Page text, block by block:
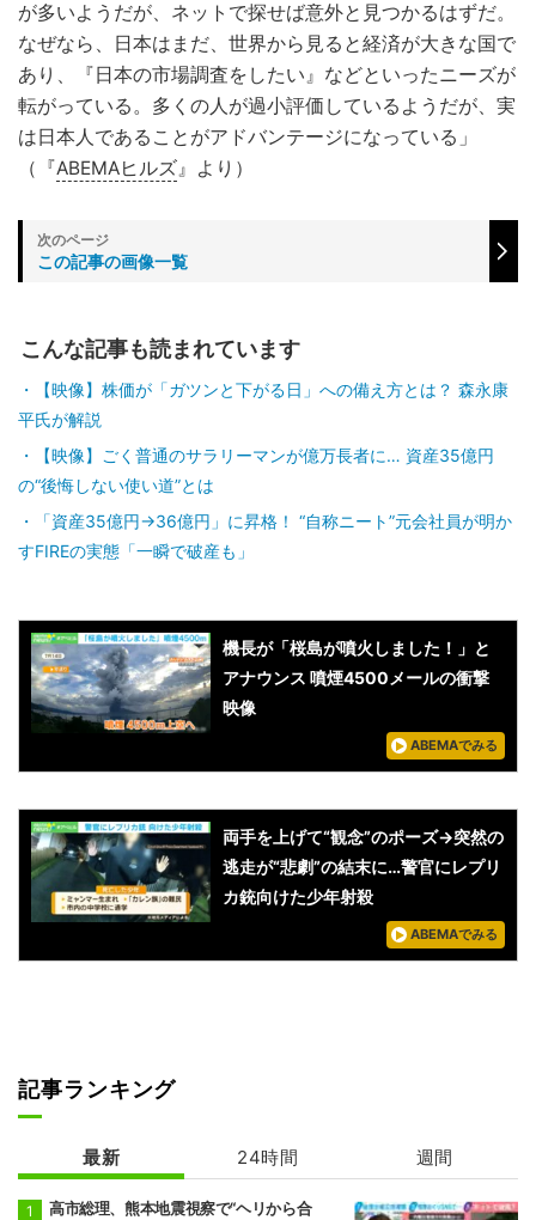
が多いようだが、ネットで探せば意外と見つかるはずだ。
なぜなら、日本はまだ、世界から見ると経済が大きな国で
あり、『日本の市場調査をしたい』などといったニーズが
転がっている。多くの人が過小評価しているようだが、実
は日本人であることがアドバンテージになっている」
（『ABEMAヒルズ』より）
この記事の画像一覧
こんな記事も読まれています
【映像】株価が「ガツンと下がる日」への備え方とは？ 森永康
平氏が解説
【映像】ごく普通のサラリーマンが億万長者に… 資産35億円
の“後悔しない使い道”とは
「資産35億円→36億円」に昇格！ “自称ニート”元会社員が明か
すFIREの実態「一瞬で破産も」
機長が「桜島が噴火しました！」と
アナウンス 噴煙4500メールの衝撃
映像
ABEMAでみる
両手を上げて“観念”のポーズ→突然の
逃走が“悲劇”の結末に…警官にレプリ
カ銃向けた少年射殺
ABEMAでみる
記事ランキング
最新 24時間 週間
高市総理、熊本地震視察で“ヘリから合